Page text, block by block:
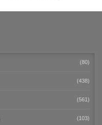
(80)
(438)
(561)
(103)